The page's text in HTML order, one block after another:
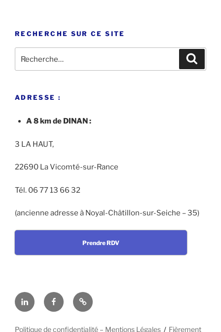
RECHERCHE SUR CE SITE
pour
ADRESSE :
A 8 km de DINAN :
3 LA HAUT,
22690 La Vicomté-sur-Rance
Tél. 06 77 13 66 32
(ancienne adresse à Noyal-Châtillon-sur-Seiche – 35)
Prendre RDV
Linkedin Facebook
En
cas
Politique de confidentialité – Mentions Légales Fièrement